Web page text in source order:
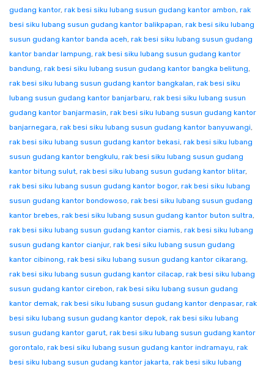
gudang kantor, rak besi siku lubang susun gudang kantor ambon, rak
besi siku lubang susun gudang kantor balikpapan, rak besi siku lubang
susun gudang kantor banda aceh, rak besi siku lubang susun gudang
kantor bandar lampung, rak besi siku lubang susun gudang kantor
bandung, rak besi siku lubang susun gudang kantor bangka belitung,
rak besi siku lubang susun gudang kantor bangkalan, rak besi siku
lubang susun gudang kantor banjarbaru, rak besi siku lubang susun
gudang kantor banjarmasin, rak besi siku lubang susun gudang kantor
banjarnegara, rak besi siku lubang susun gudang kantor banyuwangi,
rak besi siku lubang susun gudang kantor bekasi, rak besi siku lubang
susun gudang kantor bengkulu, rak besi siku lubang susun gudang
kantor bitung sulut, rak besi siku lubang susun gudang kantor blitar,
rak besi siku lubang susun gudang kantor bogor, rak besi siku lubang
susun gudang kantor bondowoso, rak besi siku lubang susun gudang
kantor brebes, rak besi siku lubang susun gudang kantor buton sultra,
rak besi siku lubang susun gudang kantor ciamis, rak besi siku lubang
susun gudang kantor cianjur, rak besi siku lubang susun gudang
kantor cibinong, rak besi siku lubang susun gudang kantor cikarang,
rak besi siku lubang susun gudang kantor cilacap, rak besi siku lubang
susun gudang kantor cirebon, rak besi siku lubang susun gudang
kantor demak, rak besi siku lubang susun gudang kantor denpasar, rak
besi siku lubang susun gudang kantor depok, rak besi siku lubang
susun gudang kantor garut, rak besi siku lubang susun gudang kantor
gorontalo, rak besi siku lubang susun gudang kantor indramayu, rak
besi siku lubang susun gudang kantor jakarta, rak besi siku lubang